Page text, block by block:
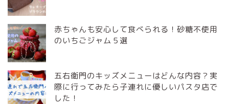
赤ちゃんも安心して食べられる！砂糖不使用
のいちごジャム５選
五右衛門のキッズメニューはどんな内容？実
際に行ってみたら子連れに優しいパスタ店で
した！